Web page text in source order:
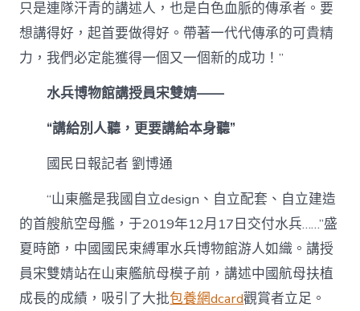
只是連隊汗青的講述人，也是白色血脈的傳承者。要
想講得好，起首要做得好。帶著一代代傳承的可貴精
力，我們必定能獲得一個又一個新的成功！”
水兵博物館講授員宋雙婧——
“講給別人聽，更要講給本身聽”
國民日報記者 劉博通
“山東艦是我國自立design、自立配套、自立建造
的首艘航空母艦，于2019年12月17日交付水兵……”盛
夏時節，中國國民束縛軍水兵博物館游人如織。講授
員宋雙婧站在山東艦航母模子前，講述中國航母扶植
成長的成績，吸引了大批包養網dcard觀賞者立足。